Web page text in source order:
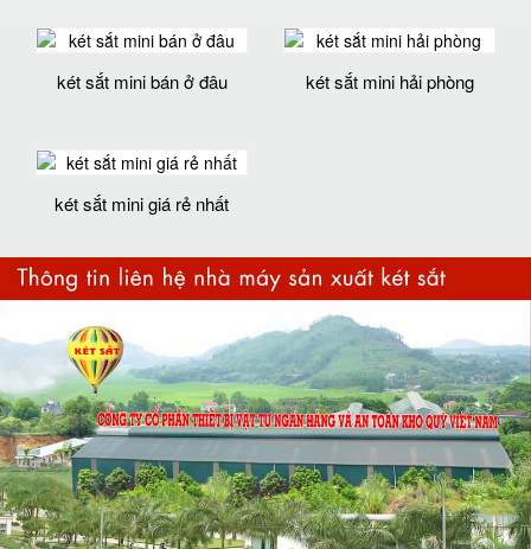
két sắt mini bán ở đâu két sắt mini hải phòng
két sắt mini giá rẻ nhất